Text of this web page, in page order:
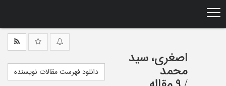
اصغری، سید
محمد
دانلود فهرست مقالات نویسنده